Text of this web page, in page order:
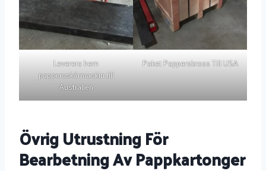
Leverera hem
pappersskärmaskin till
Australien
Paket Papperskross Till USA
Övrig Utrustning För
Bearbetning Av Pappkartonger